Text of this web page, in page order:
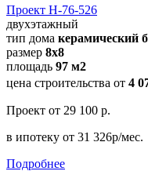
Проект Н-76-526
двухэтажный
тип дома керамический
размер 8х8
площадь 97 м2
цена строительства от 4
Проект от 29 100 р.
в ипотеку от 31 326р/мес.
Подробнее